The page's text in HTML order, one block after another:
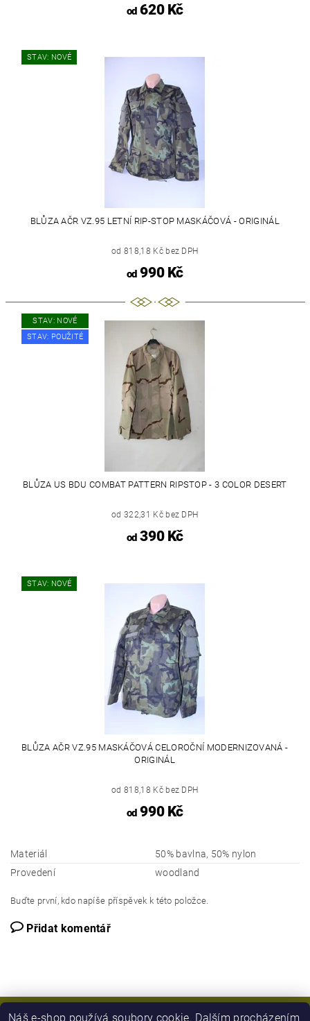
od620 Kč
STAV: NOVÉ
BLŮZA AČR VZ.95 LETNÍ RIP-STOP MASKÁČOVÁ - ORIGINÁL
od 818,18 Kč bez DPH
od990 Kč
STAV: NOVÉ
STAV: POUŽITÉ
BLŮZA US BDU COMBAT PATTERN RIPSTOP - 3 COLOR DESERT
od 322,31 Kč bez DPH
od390 Kč
STAV: NOVÉ
BLŮZA AČR VZ.95 MASKÁČOVÁ CELOROČNÍ MODERNIZOVANÁ -
ORIGINÁL
od 818,18 Kč bez DPH
od990 Kč
Materiál
50% bavlna, 50% nylon
Provedení
woodland
Buďte první, kdo napíše příspěvek k této položce.
Přidat komentář
Náš e-shop používá soubory cookie. Dalším procházením